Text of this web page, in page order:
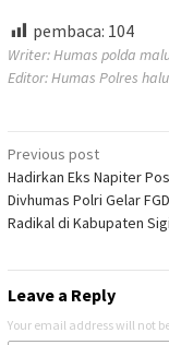
pembaca: 104
Writer: Humas polda
Editor: Humas Polres
Post
navigation
Previous post
Hadirkan Eks Napiter
Divhumas Polri Gelar
Radikal di Kabupaten Sigi
Leave a Reply
Your email address will not